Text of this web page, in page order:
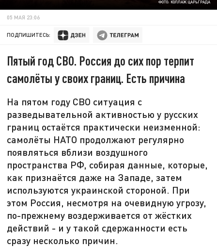
ФОТО: КОЛЛАЖ ЦАРЬГРАДА
05 МАЯ 23:06
ПОДПИШИТЕСЬ:
Пятый год СВО. Россия до сих пор терпит
самолёты у своих границ. Есть причина
На пятом году СВО ситуация с
разведывательной активностью у русских
границ остаётся практически неизменной:
самолёты НАТО продолжают регулярно
появляться вблизи воздушного
пространства РФ, собирая данные, которые,
как признаётся даже на Западе, затем
используются украинской стороной. При
этом Россия, несмотря на очевидную угрозу,
по-прежнему воздерживается от жёстких
действий - и у такой сдержанности есть
сразу несколько причин.